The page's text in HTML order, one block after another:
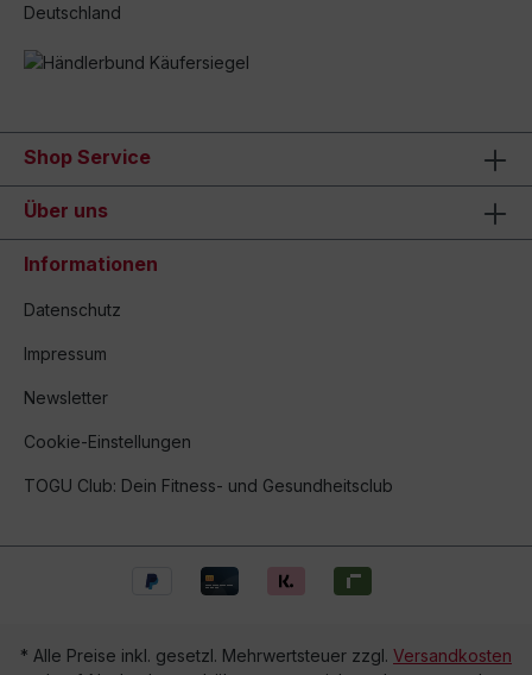
Deutschland
Shop Service
Über uns
Informationen
Datenschutz
Impressum
Newsletter
Cookie-Einstellungen
TOGU Club: Dein Fitness- und Gesundheitsclub
* Alle Preise inkl. gesetzl. Mehrwertsteuer zzgl. Versandkosten